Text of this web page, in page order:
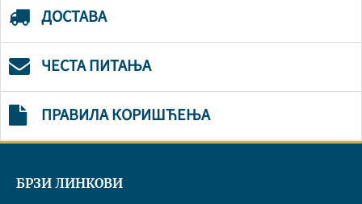
ДОСТАВА
ЧЕСТА ПИТАЊА
ПРАВИЛА КОРИШЋЕЊА
БРЗИ ЛИНКОВИ